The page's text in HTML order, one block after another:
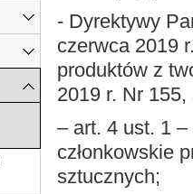
- Dyrektywy
czerwca 2019
produktów z
2019 r. Nr 155,
– art. 4 ust. 1
członkowskie
sztucznych;